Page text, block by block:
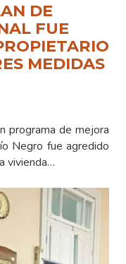
DE
FUE
MEDIDAS
programa de mejora
Negro fue agredido
vivienda…